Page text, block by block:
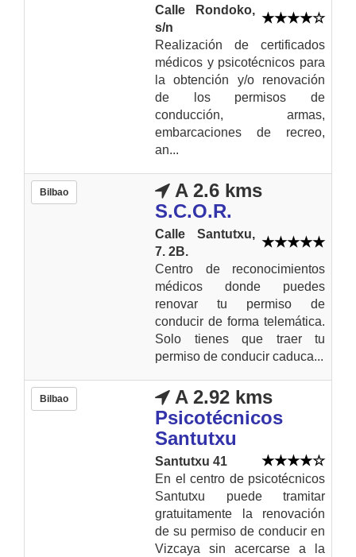
Calle Rondoko,
s/n
Realización de certificados
médicos y psicotécnicos para
la obtención y/o renovación
de los permisos de
conducción, armas,
embarcaciones de recreo,
an...
Bilbao
A 2.6 kms
S.C.O.R.
Calle Santutxu,
7. 2B.
Centro de reconocimientos
médicos donde puedes
renovar tu permiso de
conducir de forma telemática.
Solo tienes que traer tu
permiso de conducir caduca...
Bilbao
A 2.92 kms
Psicotécnicos
Santutxu
Santutxu 41
En el centro de psicotécnicos
Santutxu puede tramitar
gratuitamente la renovación
de su permiso de conducir en
Vizcaya sin acercarse a la